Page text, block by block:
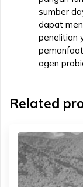
sumber
dapat
penelitian
agen
Related